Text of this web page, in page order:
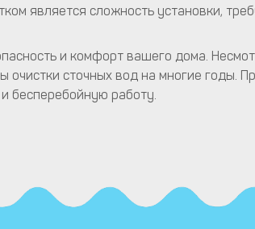
является сложность установки,
и комфорт вашего дома.
сточных вод на многие годы.
бесперебойную работу.